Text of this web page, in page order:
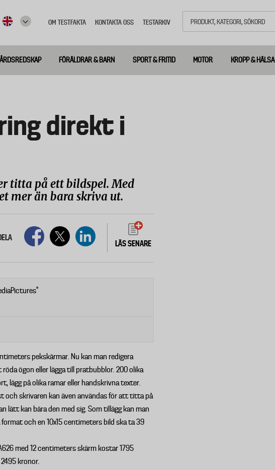
meny
OM TESTFAKTA KONTAKTA OSS TESTARKIV
FÖRÄLDRAR & BARN SPORT & FRITID MOTOR KROPP & HÄLSA
direkt i
titta på ett bildspel. Med
mer än bara skriva ut.
LÄS SENARE
pekskärmar. Nu kan man redigera
ögon eller lägga till pratbubblor. 200 olika
lägg på olika ramar eller handskrivna texter.
och skrivaren kan även användas för att titta på
lätt kan bära den med sig. Som tillägg kan man
och en 10x15 centimeters bild ska ta 39
med 12 centimeters skärm kostar 1795
kronor.